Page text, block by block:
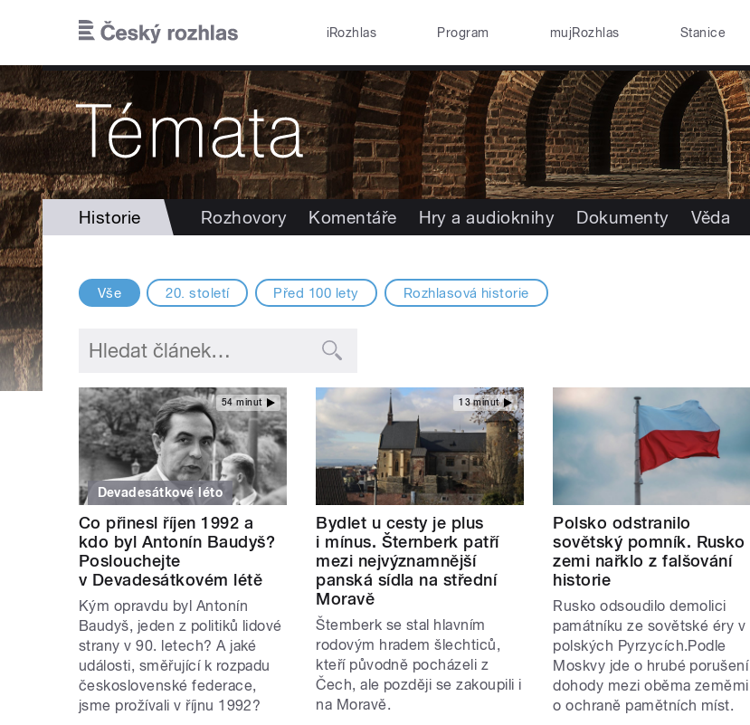
iRozhlas Program mujRozhlas Stanice
Historie Rozhovory Komentáře Hry a audioknihy Dokumenty Věda
Vše 20. století Před 100 lety Rozhlasová historie
54 minut
Devadesátkové léto
Co přinesl říjen 1992 a
kdo byl Antonín Baudyš?
Poslouchejte
v Devadesátkovém létě
Kým opravdu byl Antonín
Baudyš, jeden z politiků lidové
strany v 90. letech? A jaké
události, směřující k rozpadu
československé federace,
jsme prožívali v říjnu 1992?
13 minut
Bydlet u cesty je plus
i mínus. Šternberk patří
mezi nejvýznamnější
panská sídla na střední
Moravě
Štemberk se stal hlavním
rodovým hradem šlechticů,
kteří původně pocházeli z
Čech, ale později se zakoupili i
na Moravě.
Polsko odstranilo
sovětský pomník. Rusko
zemi nařklo z falšování
historie
Rusko odsoudilo demolici
památníku ze sovětské éry v
polských Pyrzycích.Podle
Moskvy jde o hrubé porušení
dohody mezi oběma zeměmi
o ochraně pamětních míst.